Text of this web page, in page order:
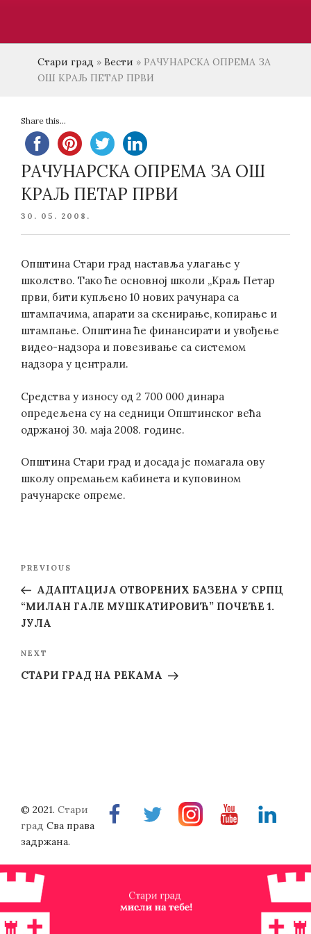
Стари град » Вести » РАЧУНАРСКА ОПРЕМА ЗА
ОШ КРАЉ ПЕТАР ПРВИ
Share this...
РАЧУНАРСКА ОПРЕМА ЗА ОШ
КРАЉ ПЕТАР ПРВИ
POSTED
30. 05. 2008.
Општина Стари град наставља улагање у
школство. Тако ће основној школи „Краљ Петар
први, бити купљено 10 нових рачунара са
штампачима, апарати за скенирање, копирање и
штампање. Општина ће финансирати и увођење
видео-надзора и повезивање са системом
надзора у централи.
Средства у износу од 2 700 000 динара
опредељена су на седници Општинског већа
одржаној 30. маја 2008. године.
Општина Стари град и досада је помагала ову
школу опремањем кабинета и куповином
рачунарске опреме.
Previous
Post
PREVIOUS
АДАПТАЦИЈА ОТВОРЕНИХ БАЗЕНА У СРПЦ
“МИЛАН ГАЛЕ МУШКАТИРОВИЋ” ПОЧЕЋЕ 1.
ЈУЛА
Next
Post
NEXT
СТАРИ ГРАД НА РЕКАМА
FacebookTwitterInstragramYoutubeLinkedin
© 2021. Стари
град Сва права
задржана.